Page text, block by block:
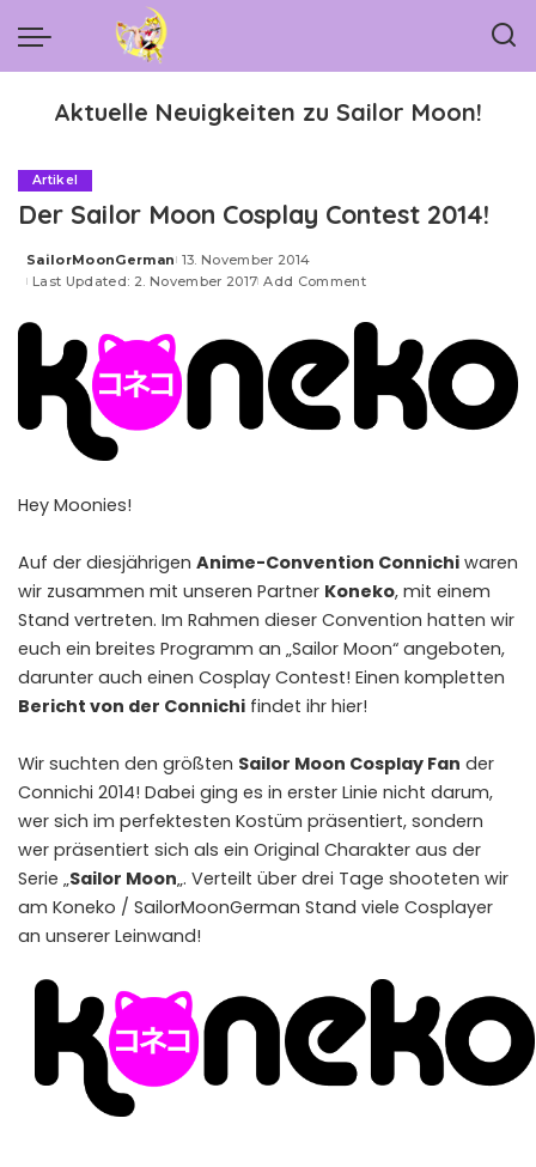
Aktuelle Neuigkeiten zu Sailor Moon!
Artikel
Der Sailor Moon Cosplay Contest 2014!
Posted
by
SailorMoonGerman 13. November 2014
Last Updated: 2. November 2017 Add Comment
Hey Moonies!
Auf der diesjährigen Anime-Convention Connichi waren
wir zusammen mit unseren Partner Koneko, mit einem
Stand vertreten. Im Rahmen dieser Convention hatten wir
euch ein breites Programm an „Sailor Moon“ angeboten,
darunter auch einen Cosplay Contest! Einen kompletten
Bericht von der Connichi findet ihr hier!
Wir suchten den größten Sailor Moon Cosplay Fan der
Connichi 2014! Dabei ging es in erster Linie nicht darum,
wer sich im perfektesten Kostüm präsentiert, sondern
wer präsentiert sich als ein Original Charakter aus der
Serie „Sailor Moon„. Verteilt über drei Tage shooteten wir
am Koneko / SailorMoonGerman Stand viele Cosplayer
an unserer Leinwand!